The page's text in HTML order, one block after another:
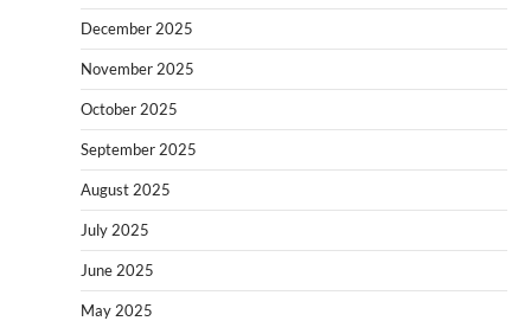
December 2025
November 2025
October 2025
September 2025
August 2025
July 2025
June 2025
May 2025